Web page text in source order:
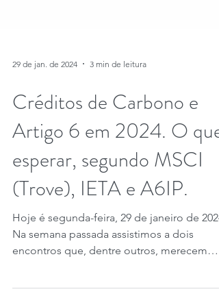
Créditos de Carbono e
Artigo 6 em 2024. O que
esperar, segundo MSCI
(Trove), IETA e A6IP.
Hoje é segunda-feira, 29 de janeiro de
Na semana passada assistimos a dois